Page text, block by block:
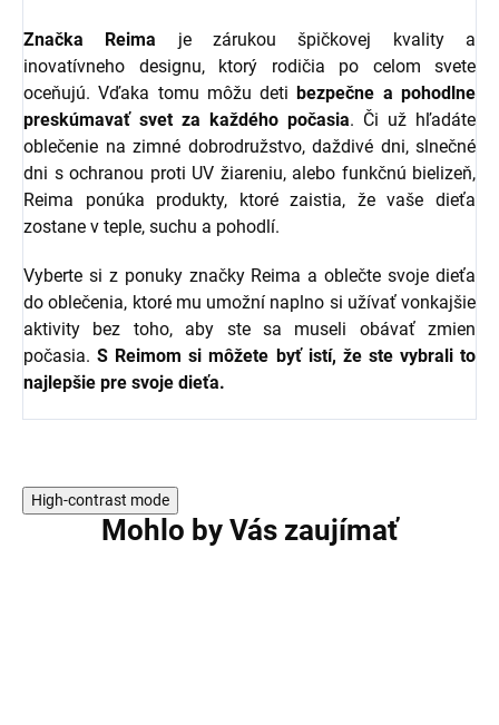
Značka Reima je zárukou špičkovej kvality a
inovatívneho designu, ktorý rodičia po celom svete
oceňujú. Vďaka tomu môžu deti bezpečne a pohodlne
preskúmavať svet za každého počasia. Či už hľadáte
oblečenie na zimné dobrodružstvo, daždivé dni, slnečné
dni s ochranou proti UV žiareniu, alebo funkčnú bielizeň,
Reima ponúka produkty, ktoré zaistia, že vaše dieťa
zostane v teple, suchu a pohodlí.
Vyberte si z ponuky značky Reima a oblečte svoje dieťa
do oblečenia, ktoré mu umožní naplno si užívať vonkajšie
aktivity bez toho, aby ste sa museli obávať zmien
počasia.S Reimom si môžete byť istí, že ste vybrali to
najlepšie pre svoje dieťa.
High-contrast mode
Mohlo by Vás zaujímať